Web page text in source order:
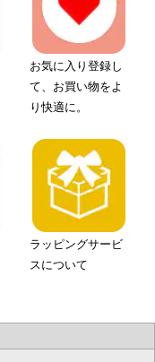
お気に入り登録し
て、お買い物をよ
り快適に。
ラッピングサービ
スについて